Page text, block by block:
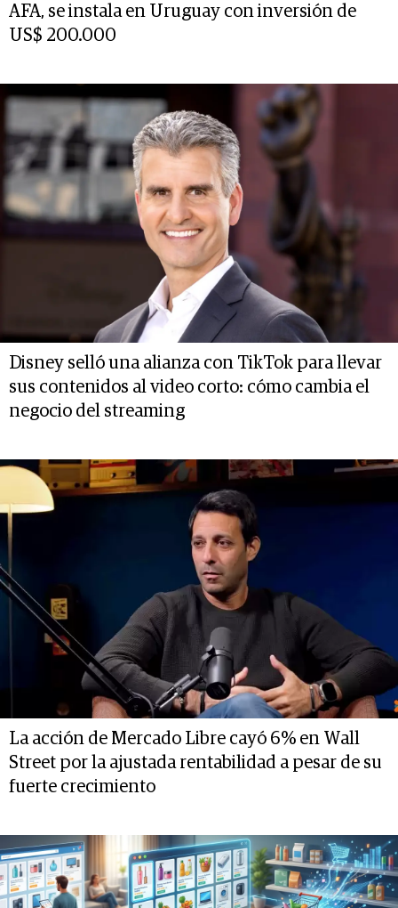
AFA, se instala en Uruguay con inversión de
US$ 200.000
Disney selló una alianza con TikTok para llevar
sus contenidos al video corto: cómo cambia el
negocio del streaming
La acción de Mercado Libre cayó 6% en Wall
Street por la ajustada rentabilidad a pesar de su
fuerte crecimiento